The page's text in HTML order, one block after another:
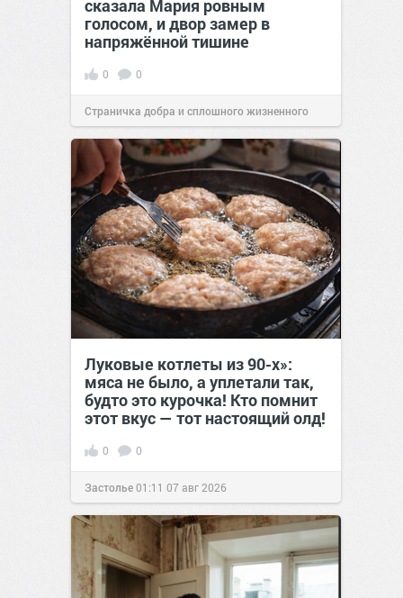
сказала Мария ровным
голосом, и двор замер в
напряжённой тишине
0 0
Страничка добра и сплошного жизненного
позитива!15:3807 авг 2026
Луковые котлеты из 90-х»:
мяса не было, а уплетали так,
будто это курочка! Кто помнит
этот вкус — тот настоящий олд!
0 0
Застолье01:11 07 авг 2026